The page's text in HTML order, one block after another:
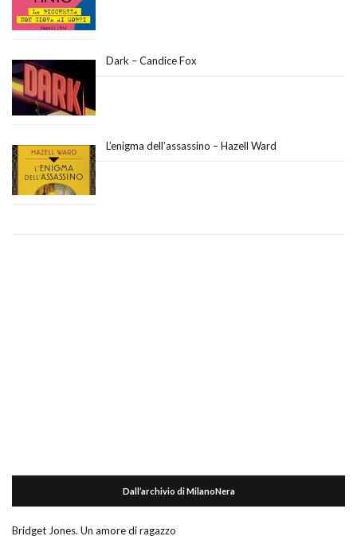
Dark – Candice Fox
L’enigma dell’assassino – Hazell Ward
Dall’archivio di MilanoNera
Bridget Jones. Un amore di ragazzo